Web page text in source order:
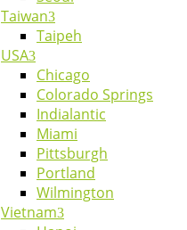
Taiwan
Taipeh
USA
Chicago
Colorado Springs
Indialantic
Miami
Pittsburgh
Portland
Wilmington
Vietnam